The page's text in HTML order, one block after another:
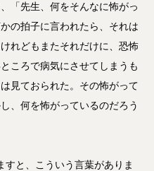
「先生、何をそんなに怖がっ
の拍子に言われたら、それは
れどもまたそれだけに、恐怖
ころで病気にさせてしまうも
見ておられた。その怖がって
、何を怖がっているのだろう
すと、こういう言葉がありま